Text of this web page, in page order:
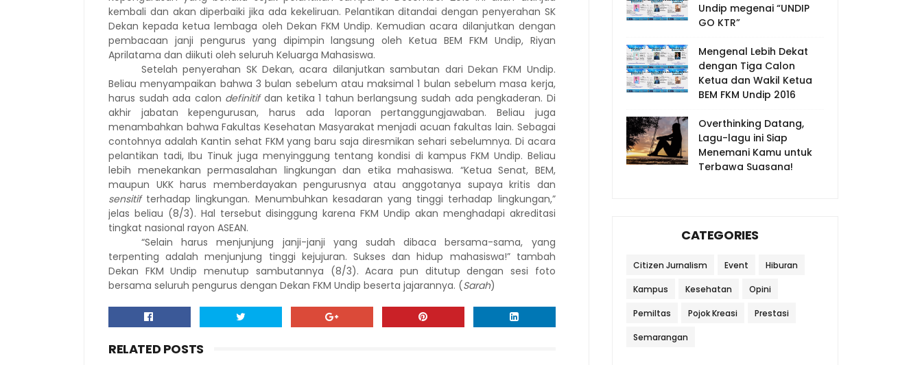
kembali dan akan diperbaiki jika ada kekeliruan. Pelantikan ditandai dengan penyerahan SK
Dekan kepada ketua lembaga oleh Dekan FKM Undip. Kemudian acara dilanjutkan dengan
pembacaan janji pengurus yang dipimpin langsung oleh Ketua BEM FKM Undip, Riyan
Aprilatama dan diikuti oleh seluruh Keluarga Mahasiswa.
Setelah penyerahan SK Dekan, acara dilanjutkan sambutan dari Dekan FKM Undip.
Beliau menyampaikan bahwa 3 bulan sebelum atau maksimal 1 bulan sebelum masa kerja,
harus sudah ada calon definitifdan ketika 1 tahun berlangsung sudah ada pengkaderan. Di
akhir jabatan kepengurusan, harus ada laporan pertanggungjawaban. Beliau juga
menambahkan bahwa Fakultas Kesehatan Masyarakat menjadi acuan fakultas lain. Sebagai
contohnya adalah Kantin sehat FKM yang baru saja diresmikan sehari sebelumnya. Di acara
pelantikan tadi, Ibu Tinuk juga menyinggung tentang kondisi di kampus FKM Undip. Beliau
lebih menekankan permasalahan lingkungan dan etika mahasiswa. “Ketua Senat, BEM,
maupun UKK harus memberdayakan pengurusnya atau anggotanya supaya kritis dan
sensitifterhadap lingkungan. Menumbuhkan kesadaran yang tinggi terhadap lingkungan,”
jelas beliau (8/3). Hal tersebut disinggung karena FKM Undip akan menghadapi akreditasi
tingkat nasional rayon ASEAN.
“Selain harus menjunjung janji-janji yang sudah dibaca bersama-sama, yang
terpenting adalah menjunjung tinggi kejujuran. Sukses dan hidup mahasiswa!” tambah
Dekan FKM Undip menutup sambutannya (8/3). Acara pun ditutup dengan sesi foto
bersama seluruh pengurus dengan Dekan FKM Undip beserta jajarannya. (Sarah)
RELATED POSTS
Undip megenai “UNDIP
GO KTR”
Mengenal Lebih Dekat
dengan Tiga Calon
Ketua dan Wakil Ketua
BEM FKM Undip 2016
Overthinking Datang,
Lagu-lagu ini Siap
Menemani Kamu untuk
Terbawa Suasana!
CATEGORIES
Citizen Jurnalism Event Hiburan
Kampus Kesehatan Opini
Pemiltas Pojok Kreasi Prestasi
Semarangan